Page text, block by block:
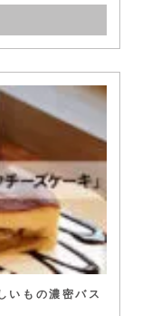
いもの濃密バス